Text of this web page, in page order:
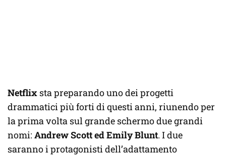
Netflix sta preparando uno dei progetti
drammatici più forti di questi anni, riunendo per
la prima volta sul grande schermo due grandi
nomi: Andrew Scott ed Emily Blunt. I due
saranno i protagonisti dell’adattamento